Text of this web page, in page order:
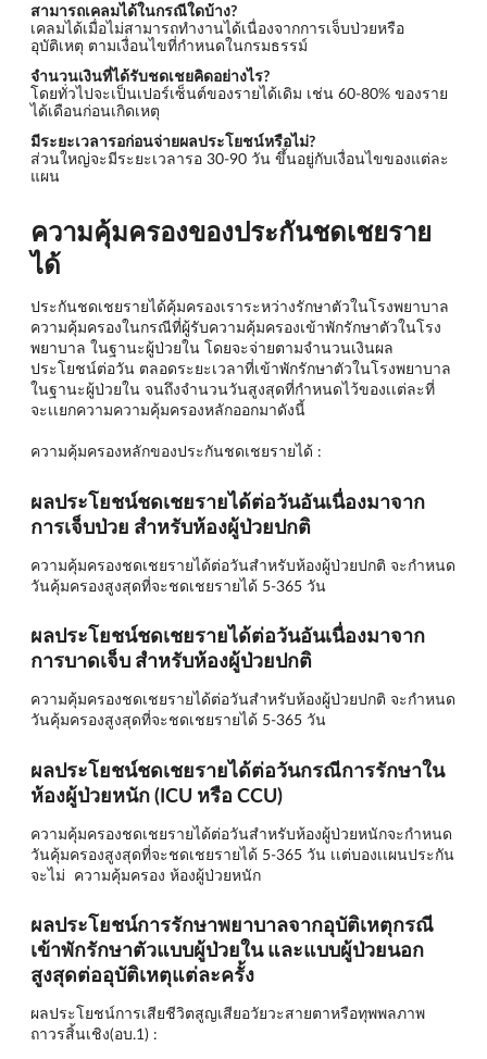
สามารถเคลมได้ในกรณีใดบ้าง?
เคลมได้เมื่อไม่สามารถทำงานได้เนื่องจากการเจ็บป่วยหรือ
อุบัติเหตุ ตามเงื่อนไขที่กำหนดในกรมธรรม์
จำนวนเงินที่ได้รับชดเชยคิดอย่างไร?
โดยทั่วไปจะเป็นเปอร์เซ็นต์ของรายได้เดิม เช่น 60-80% ของราย
ได้เดือนก่อนเกิดเหตุ
มีระยะเวลารอก่อนจ่ายผลประโยชน์หรือไม่?
ส่วนใหญ่จะมีระยะเวลารอ 30-90 วัน ขึ้นอยู่กับเงื่อนไขของแต่ละ
แผน
ความคุ้มครองของประกันชดเชยราย
ได้
ประกันชดเชยรายได้คุ้มครองเราระหว่างรักษาตัวในโรงพยาบาล
ความคุ้มครองในกรณีที่ผู้รับความคุ้มครองเข้าพักรักษาตัวในโรง
พยาบาล ในฐานะผู้ป่วยใน โดยจะจ่ายตามจำนวนเงินผล
ประโยชน์ต่อวัน ตลอดระยะเวลาที่เข้าพักรักษาตัวในโรงพยาบาล
ในฐานะผู้ป่วยใน จนถึงจำนวนวันสูงสุดที่กำหนดไว้ของเเต่ละที่
จะเเยกความความคุ้มครองหลักออกมาดังนี้
ความคุ้มครองหลักของประกันชดเชยรายได้ :
ผลประโยชน์ชดเชยรายได้ต่อวันอันเนื่องมาจาก
การเจ็บป่วย สำหรับห้องผู้ป่วยปกติ
ความคุ้มครองชดเชยรายได้ต่อวันสำหรับห้องผู้ป่วยปกติ จะกำหนด
วันคุ้มครองสูงสุดที่จะชดเชยรายได้ 5-365 วัน
ผลประโยชน์ชดเชยรายได้ต่อวันอันเนื่องมาจาก
การบาดเจ็บ สำหรับห้องผู้ป่วยปกติ
ความคุ้มครองชดเชยรายได้ต่อวันสำหรับห้องผู้ป่วยปกติ จะกำหนด
วันคุ้มครองสูงสุดที่จะชดเชยรายได้ 5-365 วัน
ผลประโยชน์ชดเชยรายได้ต่อวันกรณีการรักษาใน
ห้องผู้ป่วยหนัก (ICU หรือ CCU)
ความคุ้มครองชดเชยรายได้ต่อวันสำหรับห้องผู้ป่วยหนักจะกำหนด
วันคุ้มครองสูงสุดที่จะชดเชยรายได้ 5-365 วัน เเต่บองเเผนประกัน
จะไม่ ความคุ้มครอง ห้องผู้ป่วยหนัก
ผลประโยชน์การรักษาพยาบาลจากอุบัติเหตุกรณี
เข้าพักรักษาตัวแบบผู้ป่วยใน และแบบผู้ป่วยนอก
สูงสุดต่ออุบัติเหตุแต่ละครั้ง
ผลประโยชน์การเสียชีวิตสูญเสียอวัยวะสายตาหรือทุพพลภาพ
ถาวรสิ้นเชิง(อบ.1) :